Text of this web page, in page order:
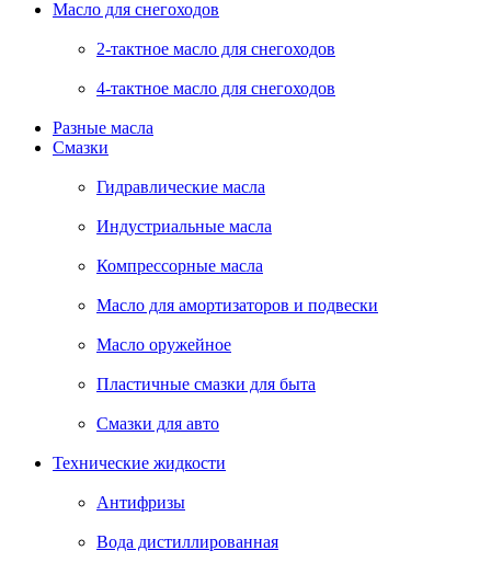
Масло для снегоходов
2-тактное масло для снегоходов
4-тактное масло для снегоходов
Разные масла
Смазки
Гидравлические масла
Индустриальные масла
Компрессорные масла
Масло для амортизаторов и подвески
Масло оружейное
Пластичные смазки для быта
Смазки для авто
Технические жидкости
Антифризы
Вода дистиллированная